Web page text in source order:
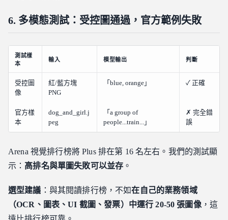
6. 多模態測試：受控圖通過，官方範例失敗
測試樣
本
輸入 模型輸出 判斷
受控圖
像
紅/藍方塊
PNG
「blue, orange」 ✓ 正確
官方樣
本
dog_and_girl.j
peg
「a group of
people...train...」
✗ 完全錯
誤
Arena 視覺排行榜將 Plus 排在第 16 名左右。我們的測試顯
示： 高排名與單圖失敗可以並存 。
選型建議 ：與其閱讀排行榜，不如在自己的業務領域
（OCR、圖表、UI 截圖、發票）中運行 20-50 張圖像，這